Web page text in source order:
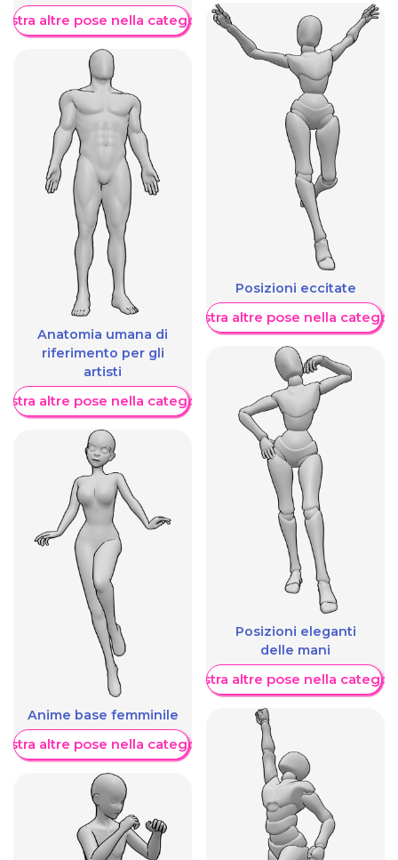
altre pose nella categoria
Anatomia umana di
riferimento per gli
artisti
altre pose nella categoria
Anime base femminile
altre pose nella categoria
Posizioni eccitate
Mostra altre pose nella
Posizioni eleganti
delle mani
Mostra altre pose nella